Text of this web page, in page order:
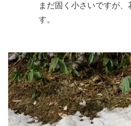
まだ固く小さいですが
す。